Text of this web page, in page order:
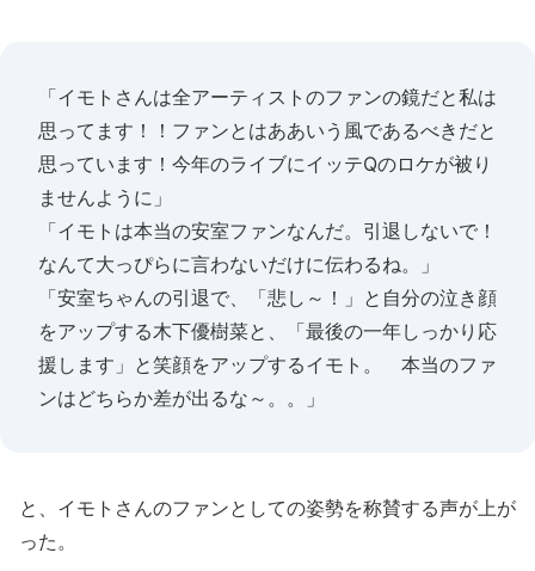
「イモトさんは全アーティストのファンの鏡だと私は
思ってます！！ファンとはああいう風であるべきだと
思っています！今年のライブにイッテQのロケが被り
ませんように」
「イモトは本当の安室ファンなんだ。引退しないで！
なんて大っぴらに言わないだけに伝わるね。」
「安室ちゃんの引退で、「悲し～！」と自分の泣き顔
をアップする木下優樹菜と、「最後の一年しっかり応
援します」と笑顔をアップするイモト。 本当のファ
ンはどちらか差が出るな～。。」
と、イモトさんのファンとしての姿勢を称賛する声が上が
った。